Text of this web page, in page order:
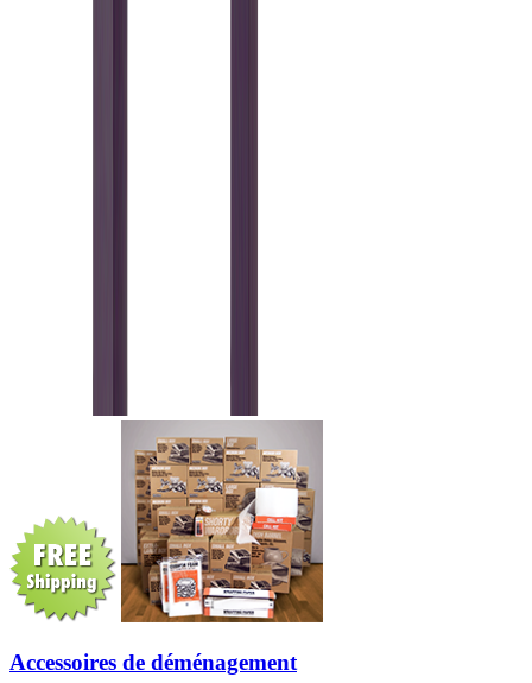
Accessoires de déménagement